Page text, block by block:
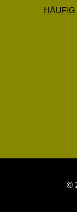
©